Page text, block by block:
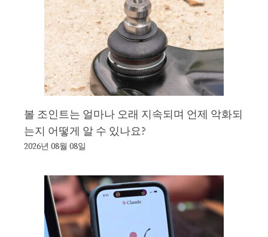
볼 조인트는 얼마나 오래 지속되며 언제 악화되
는지 어떻게 알 수 있나요?
2026년 08월 08일